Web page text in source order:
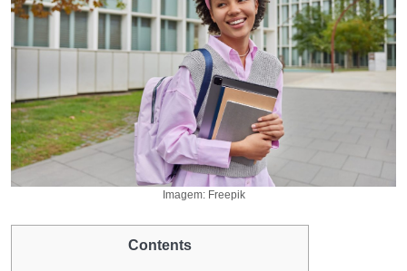
Imagem: Freepik
Contents